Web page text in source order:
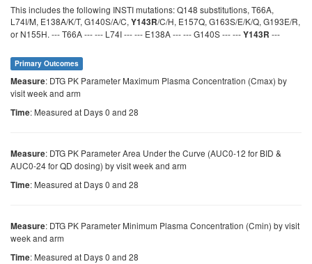
This includes the following INSTI mutations: Q148 substitutions, T66A,
L74I/M, E138A/K/T, G140S/A/C, Y143R/C/H, E157Q, G163S/E/K/Q, G193E/R,
or N155H. --- T66A --- --- L74I --- --- E138A --- --- G140S --- ---Y143R ---
Primary Outcomes
Measure: DTG PK Parameter Maximum Plasma Concentration (Cmax) by
visit week and arm
Time: Measured at Days 0 and 28
Measure: DTG PK Parameter Area Under the Curve (AUC0-12 for BID &
AUC0-24 for QD dosing) by visit week and arm
Time: Measured at Days 0 and 28
Measure: DTG PK Parameter Minimum Plasma Concentration (Cmin) by visit
week and arm
Time: Measured at Days 0 and 28